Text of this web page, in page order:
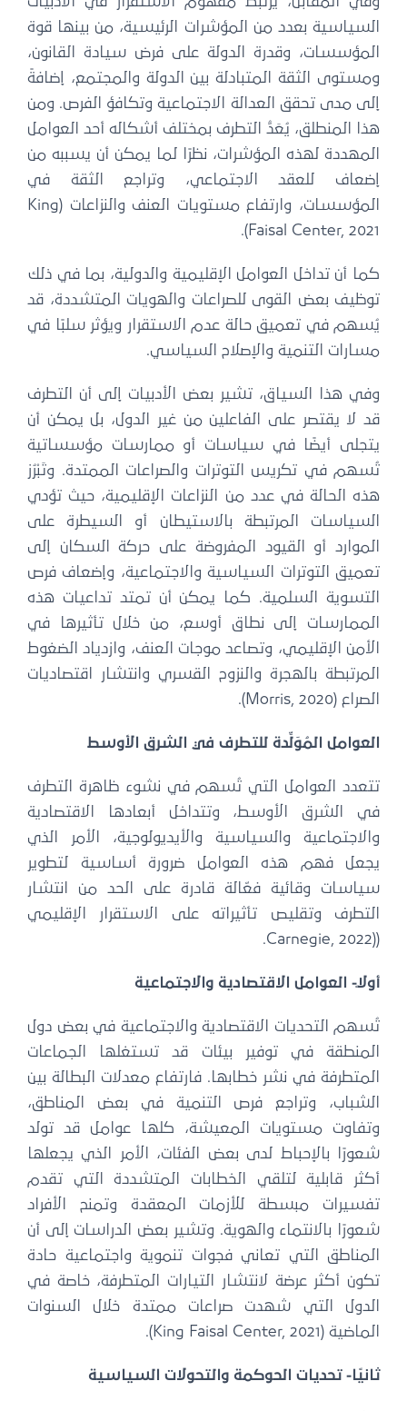
السياسية بعدد من المؤشرات الرئيسية، من بينها قوة
المؤسسات، وقدرة الدولة على فرض سيادة القانون،
ومستوى الثقة المتبادلة بين الدولة والمجتمع، إضافةً
إلى مدى تحقق العدالة الاجتماعية وتكافؤ الفرص. ومن
هذا المنطلق، يُعَدُّ التطرف بمختلف أشكاله أحد العوامل
المهددة لهذه المؤشرات، نظرًا لما يمكن أن يسببه من
إضعاف للعقد الاجتماعي، وتراجع الثقة في
المؤسسات، وارتفاع مستويات العنف والنزاعات (King
Faisal Center, 2021).
كما أن تداخل العوامل الإقليمية والدولية، بما في ذلك
توظيف بعض القوى للصراعات والهويات المتشددة، قد
يُسهم في تعميق حالة عدم الاستقرار ويؤثر سلبًا في
مسارات التنمية والإصلاح السياسي.
وفي هذا السياق، تشير بعض الأدبيات إلى أن التطرف
قد لا يقتصر على الفاعلين من غير الدول، بل يمكن أن
يتجلى أيضًا في سياسات أو ممارسات مؤسساتية
تُسهم في تكريس التوترات والصراعات الممتدة. وتَبْرُز
هذه الحالة في عدد من النزاعات الإقليمية، حيث تؤدي
السياسات المرتبطة بالاستيطان أو السيطرة على
الموارد أو القيود المفروضة على حركة السكان إلى
تعميق التوترات السياسية والاجتماعية، وإضعاف فرص
التسوية السلمية. كما يمكن أن تمتد تداعيات هذه
الممارسات إلى نطاق أوسع، من خلال تأثيرها في
الأمن الإقليمي، وتصاعد موجات العنف، وازدياد الضغوط
المرتبطة بالهجرة والنزوح القسري وانتشار اقتصاديات
الصراع (Morris, 2020).
العوامل المُوَلِّدة للتطرف في الشرق الأوسط
تتعدد العوامل التي تُسهم في نشوء ظاهرة التطرف
في الشرق الأوسط، وتتداخل أبعادها الاقتصادية
والاجتماعية والسياسية والأيديولوجية، الأمر الذي
يجعل فهم هذه العوامل ضرورة أساسية لتطوير
سياسات وقائية فعّالة قادرة على الحد من انتشار
التطرف وتقليص تأثيراته على الاستقرار الإقليمي
((Carnegie, 2022.
أولًا- العوامل الاقتصادية والاجتماعية
تُسهم التحديات الاقتصادية والاجتماعية في بعض دول
المنطقة في توفير بيئات قد تستغلها الجماعات
المتطرفة في نشر خطابها. فارتفاع معدلات البطالة بين
الشباب، وتراجع فرص التنمية في بعض المناطق،
وتفاوت مستويات المعيشة، كلها عوامل قد تولد
شعورًا بالإحباط لدى بعض الفئات، الأمر الذي يجعلها
أكثر قابلية لتلقي الخطابات المتشددة التي تقدم
تفسيرات مبسطة للأزمات المعقدة وتمنح الأفراد
شعورًا بالانتماء والهوية. وتشير بعض الدراسات إلى أن
المناطق التي تعاني فجوات تنموية واجتماعية حادة
تكون أكثر عرضة لانتشار التيارات المتطرفة، خاصة في
الدول التي شهدت صراعات ممتدة خلال السنوات
الماضية (King Faisal Center, 2021).
ثانيًا- تحديات الحوكمة والتحولات السياسية